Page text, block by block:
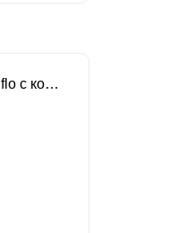
Фильтр насоса Singflo с комплектом фитингов